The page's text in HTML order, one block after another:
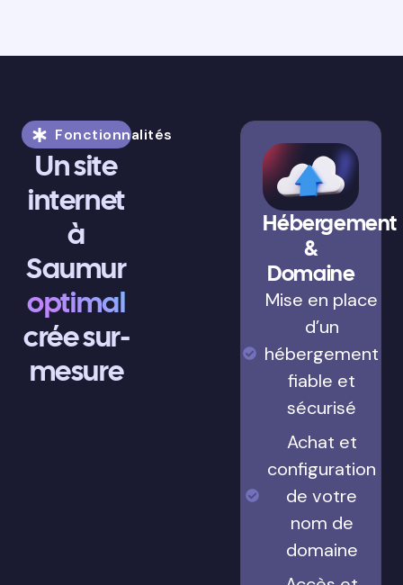
Fonctionnalités
Un site
internet
à
Saumur
optimal
crée sur-
mesure
Hébergement
&
Domaine
Mise en place
d’un
hébergement
fiable et
sécurisé
Achat et
configuration
de votre
nom de
domaine